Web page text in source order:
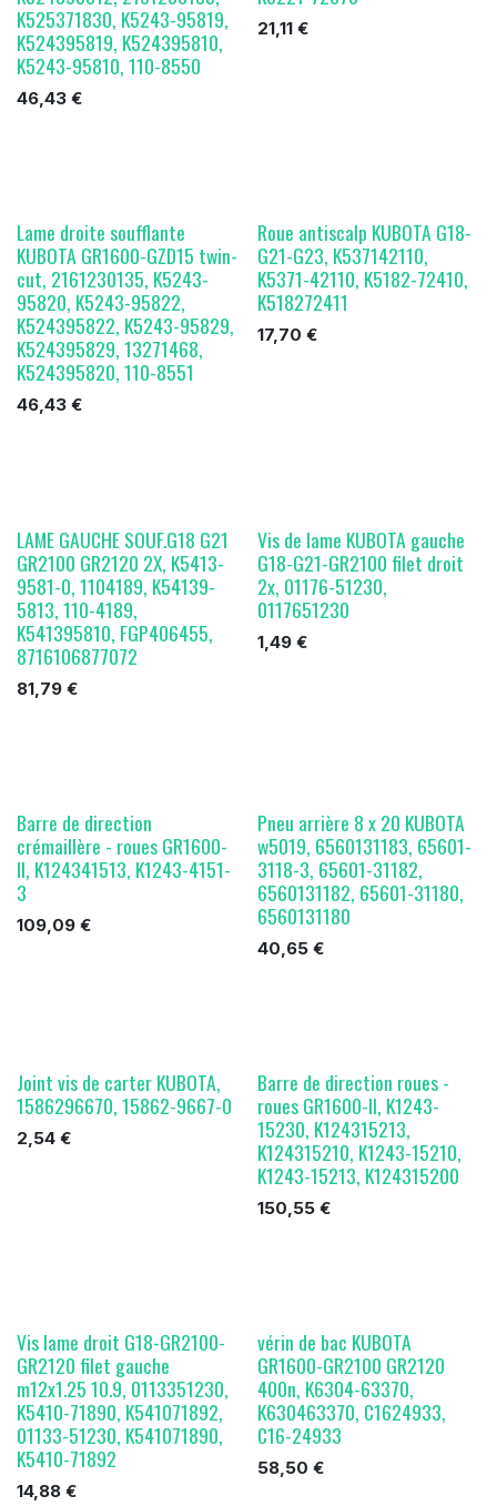
K525371830, K5243-95819,
K524395819, K524395810,
K5243-95810, 110-8550
46,43 €
21,11€
Lame droite soufflante
KUBOTA GR1600-GZD15 twin-
cut, 2161230135, K5243-
95820, K5243-95822,
K524395822, K5243-95829,
K524395829, 13271468,
K524395820, 110-8551
46,43 €
Roue antiscalp KUBOTA G18-
G21-G23, K537142110,
K5371-42110, K5182-72410,
K518272411
17,70 €
LAME GAUCHE SOUF.G18 G21
GR2100 GR2120 2X, K5413-
9581-0, 1104189, K54139-
5813, 110-4189,
K541395810, FGP406455,
8716106877072
81,79 €
Vis de lame KUBOTA gauche
G18-G21-GR2100 filet droit
2x, 01176-51230,
0117651230
1,49€
Barre de direction
crémaillère - roues GR1600-
II, K124341513, K1243-4151-
3
109,09 €
Pneu arrière 8 x 20 KUBOTA
w5019, 6560131183, 65601-
3118-3, 65601-31182,
6560131182, 65601-31180,
6560131180
40,65€
Joint vis de carter KUBOTA,
1586296670, 15862-9667-0
2,54 €
Barre de direction roues -
roues GR1600-II, K1243-
15230, K124315213,
K124315210, K1243-15210,
K1243-15213, K124315200
150,55€
Vis lame droit G18-GR2100-
GR2120 filet gauche
m12x1.25 10.9, 0113351230,
K5410-71890, K541071892,
01133-51230, K541071890,
K5410-71892
14,88 €
vérin de bac KUBOTA
GR1600-GR2100 GR2120
400n, K6304-63370,
K630463370, C1624933,
C16-24933
58,50 €